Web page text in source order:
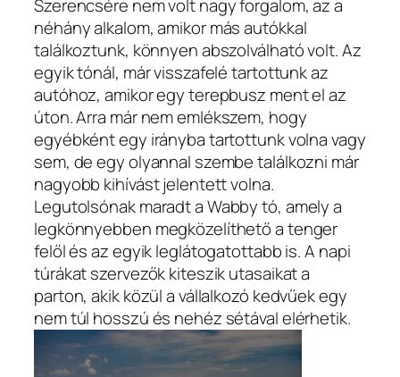
Szerencsére nem volt nagy forgalom, az a
néhány alkalom, amikor más autókkal
találkoztunk, könnyen abszolválható volt. Az
egyik tónál, már visszafelé tartottunk az
autóhoz, amikor egy terepbusz ment el az
úton. Arra már nem emlékszem, hogy
egyébként egy irányba tartottunk volna vagy
sem, de egy olyannal szembe találkozni már
nagyobb kihívást jelentett volna.
Legutolsónak maradt a Wabby tó, amely a
legkönnyebben megközelíthető a tenger
felől és az egyik leglátogatottabb is. A napi
túrákat szervezők kiteszik utasaikat a
parton, akik közül a vállalkozó kedvűek egy
nem túl hosszú és nehéz sétával elérhetik.